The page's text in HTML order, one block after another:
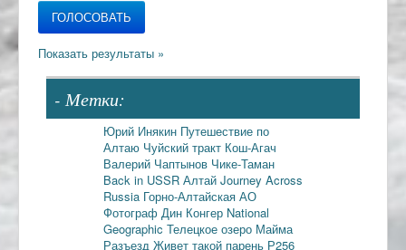
- Метки:
Юрий Инякин Путешествие по
Алтаю Чуйский тракт Кош-Агач
Валерий Чаптынов Чике-Таман
Back in USSR Алтай Journey Across
Russia Горно-Алтайская АО
Фотограф Дин Конгер National
Geographic Телецкое озеро Майма
Разъезд Живет такой парень Р256